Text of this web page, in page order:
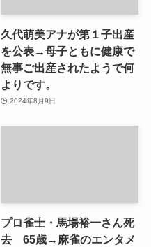
久代萌美アナが第１子出産
を公表→母子ともに健康で
無事ご出産されたようで何
よりです。
2024年8月9日
プロ雀士・馬場裕一さん死
去 65歳→麻雀のエンタメ